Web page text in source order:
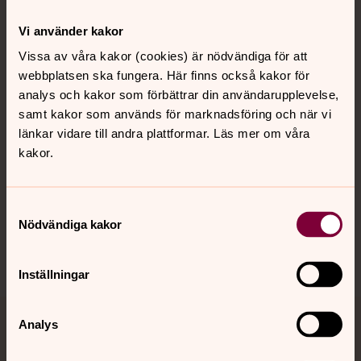
Vi använder kakor
Vissa av våra kakor (cookies) är nödvändiga för att
webbplatsen ska fungera. Här finns också kakor för
analys och kakor som förbättrar din användarupplevelse,
samt kakor som används för marknadsföring och när vi
länkar vidare till andra plattformar. Läs mer om våra
kakor.
Nödvändiga kakor
Inställningar
Analys
Kontakt
Kalender
Hitta snabbt
Jourhavande präst